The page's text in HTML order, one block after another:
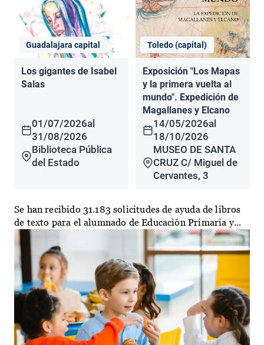
Guadalajara capital
Los gigantes de Isabel
Salas
01/07/2026al
31/08/2026
Biblioteca Pública
del Estado
Toledo (capital)
Exposición "Los Mapas
y la primera vuelta al
mundo". Expedición de
Magallanes y Elcano
14/05/2026al
18/10/2026
MUSEO DE SANTA
CRUZ C/ Miguel de
Cervantes, 3
Se han recibido 31.183 solicitudes de ayuda de libros
de texto para el alumnado de Educación Primaria y...